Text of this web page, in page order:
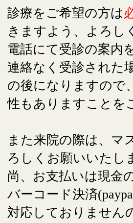
診療をご希望の方は
きますよう、よろし
電話にて受診の案内
連絡なく受診された
の後になりますので
性もありますことを
また来院の際は、マ
ろしくお願いいたし
尚、お支払いは現金
バーコード決済
対応しておりません